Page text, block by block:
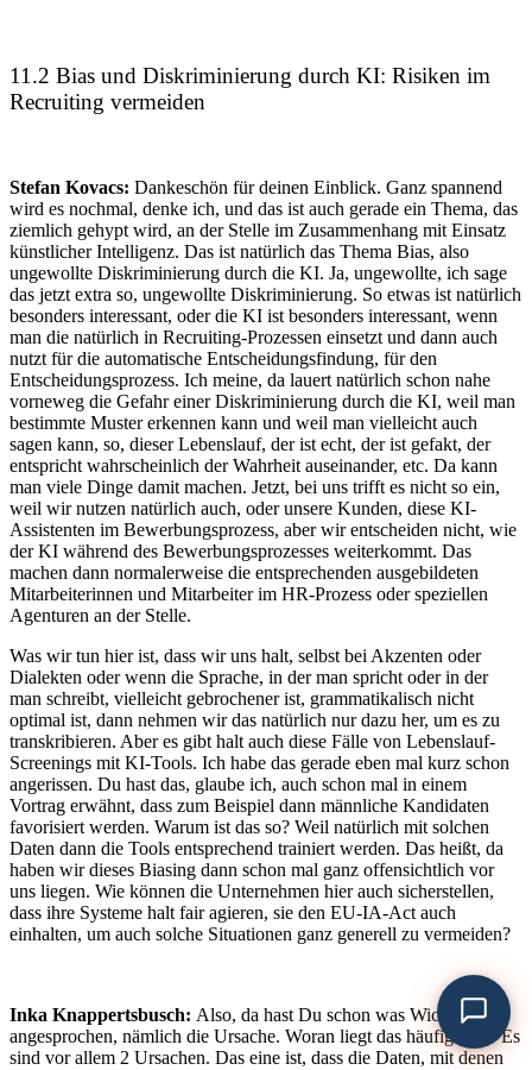
11.2 Bias und Diskriminierung durch KI: Risiken im
Recruiting vermeiden
Stefan Kovacs: Dankeschön für deinen Einblick. Ganz spannend
wird es nochmal, denke ich, und das ist auch gerade ein Thema, das
ziemlich gehypt wird, an der Stelle im Zusammenhang mit Einsatz
künstlicher Intelligenz. Das ist natürlich das Thema Bias, also
ungewollte Diskriminierung durch die KI. Ja, ungewollte, ich sage
das jetzt extra so, ungewollte Diskriminierung. So etwas ist natürlich
besonders interessant, oder die KI ist besonders interessant, wenn
man die natürlich in Recruiting-Prozessen einsetzt und dann auch
nutzt für die automatische Entscheidungsfindung, für den
Entscheidungsprozess. Ich meine, da lauert natürlich schon nahe
vorneweg die Gefahr einer Diskriminierung durch die KI, weil man
bestimmte Muster erkennen kann und weil man vielleicht auch
sagen kann, so, dieser Lebenslauf, der ist echt, der ist gefakt, der
entspricht wahrscheinlich der Wahrheit auseinander, etc. Da kann
man viele Dinge damit machen. Jetzt, bei uns trifft es nicht so ein,
weil wir nutzen natürlich auch, oder unsere Kunden, diese KI-
Assistenten im Bewerbungsprozess, aber wir entscheiden nicht, wie
der KI während des Bewerbungsprozesses weiterkommt. Das
machen dann normalerweise die entsprechenden ausgebildeten
Mitarbeiterinnen und Mitarbeiter im HR-Prozess oder speziellen
Agenturen an der Stelle.
Was wir tun hier ist, dass wir uns halt, selbst bei Akzenten oder
Dialekten oder wenn die Sprache, in der man spricht oder in der
man schreibt, vielleicht gebrochener ist, grammatikalisch nicht
optimal ist, dann nehmen wir das natürlich nur dazu her, um es zu
transkribieren. Aber es gibt halt auch diese Fälle von Lebenslauf-
Screenings mit KI-Tools. Ich habe das gerade eben mal kurz schon
angerissen. Du hast das, glaube ich, auch schon mal in einem
Vortrag erwähnt, dass zum Beispiel dann männliche Kandidaten
favorisiert werden. Warum ist das so? Weil natürlich mit solchen
Daten dann die Tools entsprechend trainiert werden. Das heißt, da
haben wir dieses Biasing dann schon mal ganz offensichtlich vor
uns liegen. Wie können die Unternehmen hier auch sicherstellen,
dass ihre Systeme halt fair agieren, sie den EU-IA-Act auch
einhalten, um auch solche Situationen ganz generell zu vermeiden?
Inka Knappertsbusch: Also, da hast Du schon was Wichtiges
angesprochen, nämlich die Ursache. Woran liegt das häufig also? Es
sind vor allem 2 Ursachen. Das eine ist, dass die Daten, mit denen